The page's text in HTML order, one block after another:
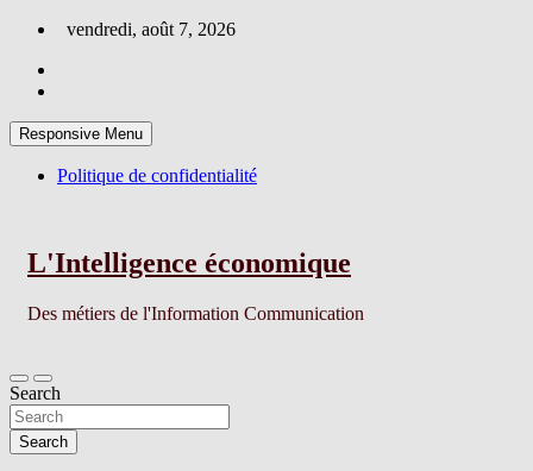
Skip
content
vendredi, août 7, 2026
Responsive Menu
Politique de confidentialité
L'Intelligence économique
Des métiers de l'Information Communication
Search
Search